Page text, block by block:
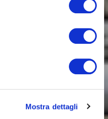
Mostra dettagli